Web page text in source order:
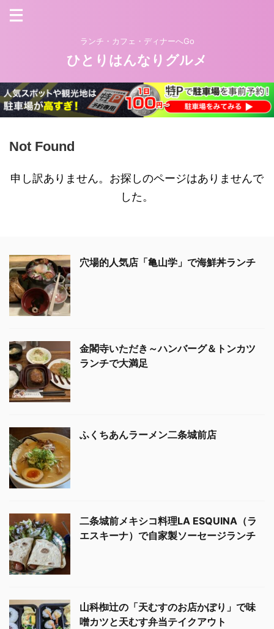
ランチ・カフェ・ディナーへGo
ひとりはんなりグルメ
Not Found
申し訳ありません。お探しのページはありませんで
した。
穴場的人気店「亀山学」で海鮮丼ランチ
金閣寺いただき～ハンバーグ＆トンカツ
ランチで大満足
ふくちあんラーメン二条城前店
二条城前メキシコ料理LA ESQUINA（ラ
エスキーナ）で自家製ソーセージランチ
山科椥辻の「天むすのお店かぽり」で味
噌カツと天むす弁当テイクアウト